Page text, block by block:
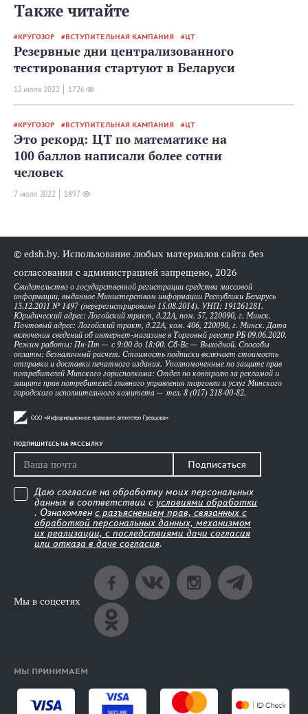
Также читайте
КРУГОЗОР ВСТУПИТЕЛЬНАЯ КАМПАНИЯ ЦТ
Резервные дни централизованного
тестирования стартуют в Беларуси
12 июля 2022 1726
КРУГОЗОР ВСТУПИТЕЛЬНАЯ КАМПАНИЯ ЦТ
Это рекорд: ЦТ по математике на
100 баллов написали более сотни
человек
7 июля 2022 1897
© edsh.by. Использование любых материалов сайта без
согласования с администрацией запрещено, 2026
Свидетельство о государственной регистрации средства массовой
информации, выданное Министерством информации Республики Беларусь
13.12.2011 № 1497 (перерегистрировано 15.08.2014). УНП: 191261281.
Юридический адрес: Логойский тракт, д.22А, пом. 57, 220090, г. Минск.
Почтовый адрес: Логойский тракт, д.22А, ком. 406, 220090, г. Минск. Дата
включения сведений об интернет-магазине в Торговый реестр РБ 09.06.2020.
Режим работы: Пн-Пт — с 9:00 до 18:00. Сб-Вс — Выходной. Способы
оплаты: безналичный расчет. Стоимость подписки включает стоимость
отправки и доставки печатного издания. Уполномоченные по защите прав
потребителей Минского горисполкома: Отдел по контролю за рекламой и
защите прав потребителей главного управления торговли и услуг Минского
городского исполнительного комитета — тел. 8 (017) 218-00-82.
ПОДПИШИТЕСЬ НА РАССЫЛКУ
Подписаться
Даю согласие на обработку моих персональных
данных в соответствии с условиями обработки
. Ознакомлен с разъяснением прав, связанных с
обработкой персональных данных, механизмом
их реализации, с последствиями дачи согласия
или отказа в даче согласия.
Мы в соцсетях
МЫ ПРИНИМАЕМ